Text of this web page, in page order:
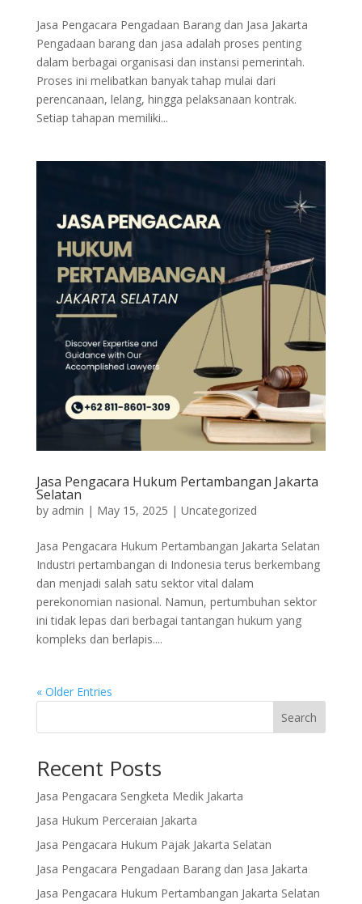
Jasa Pengacara Pengadaan Barang dan Jasa Jakarta
Pengadaan barang dan jasa adalah proses penting
dalam berbagai organisasi dan instansi pemerintah.
Proses ini melibatkan banyak tahap mulai dari
perencanaan, lelang, hingga pelaksanaan kontrak.
Setiap tahapan memiliki...
Jasa Pengacara Hukum Pertambangan Jakarta
Selatan
by admin | May 15, 2025 | Uncategorized
Jasa Pengacara Hukum Pertambangan Jakarta Selatan
Industri pertambangan di Indonesia terus berkembang
dan menjadi salah satu sektor vital dalam
perekonomian nasional. Namun, pertumbuhan sektor
ini tidak lepas dari berbagai tantangan hukum yang
kompleks dan berlapis....
« Older Entries
Search
Recent Posts
Jasa Pengacara Sengketa Medik Jakarta
Jasa Hukum Perceraian Jakarta
Jasa Pengacara Hukum Pajak Jakarta Selatan
Jasa Pengacara Pengadaan Barang dan Jasa Jakarta
Jasa Pengacara Hukum Pertambangan Jakarta Selatan